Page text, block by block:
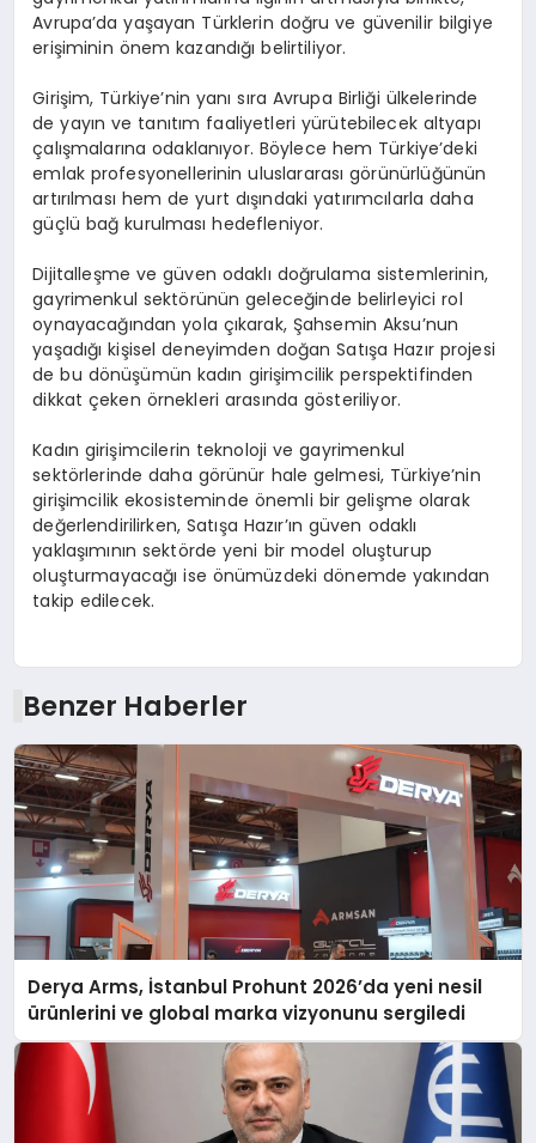
Avrupa’da yaşayan Türklerin doğru ve güvenilir bilgiye
erişiminin önem kazandığı belirtiliyor.
Girişim, Türkiye’nin yanı sıra Avrupa Birliği ülkelerinde
de yayın ve tanıtım faaliyetleri yürütebilecek altyapı
çalışmalarına odaklanıyor. Böylece hem Türkiye’deki
emlak profesyonellerinin uluslararası görünürlüğünün
artırılması hem de yurt dışındaki yatırımcılarla daha
güçlü bağ kurulması hedefleniyor.
Dijitalleşme ve güven odaklı doğrulama sistemlerinin,
gayrimenkul sektörünün geleceğinde belirleyici rol
oynayacağından yola çıkarak, Şahsemin Aksu’nun
yaşadığı kişisel deneyimden doğan Satışa Hazır projesi
de bu dönüşümün kadın girişimcilik perspektifinden
dikkat çeken örnekleri arasında gösteriliyor.
Kadın girişimcilerin teknoloji ve gayrimenkul
sektörlerinde daha görünür hale gelmesi, Türkiye’nin
girişimcilik ekosisteminde önemli bir gelişme olarak
değerlendirilirken, Satışa Hazır’ın güven odaklı
yaklaşımının sektörde yeni bir model oluşturup
oluşturmayacağı ise önümüzdeki dönemde yakından
takip edilecek.
Benzer Haberler
Derya Arms, İstanbul Prohunt 2026’da yeni nesil
ürünlerini ve global marka vizyonunu sergiledi